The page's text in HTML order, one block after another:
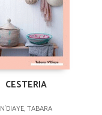
CESTERIA
N´DIAYE, TABARA